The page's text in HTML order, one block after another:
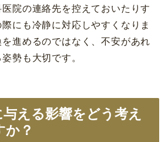
院の連絡先を控えておいたりす
にも冷静に対応しやすくなりま
進めるのではなく、不安があれ
勢も大切です。
える影響をどう考え
か？